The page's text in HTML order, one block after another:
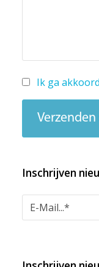
Ik ga
Verzenden
Inschrijven